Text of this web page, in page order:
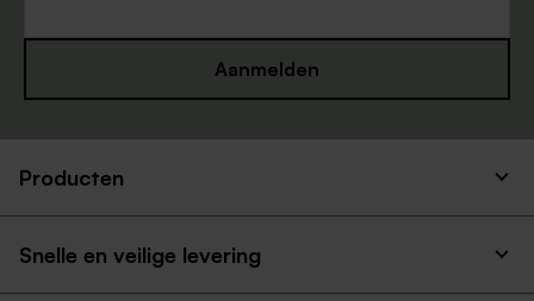
Aanmelden
Producten
Snelle en veilige levering